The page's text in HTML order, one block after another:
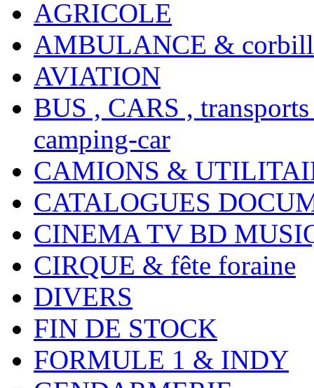
AGRICOLE
AMBULANCE &
AVIATION
BUS , CARS ,
camping-car
CAMIONS &
CATALOGUES
CINEMA TV BD
CIRQUE & fête foraine
DIVERS
FIN DE STOCK
FORMULE 1 & INDY